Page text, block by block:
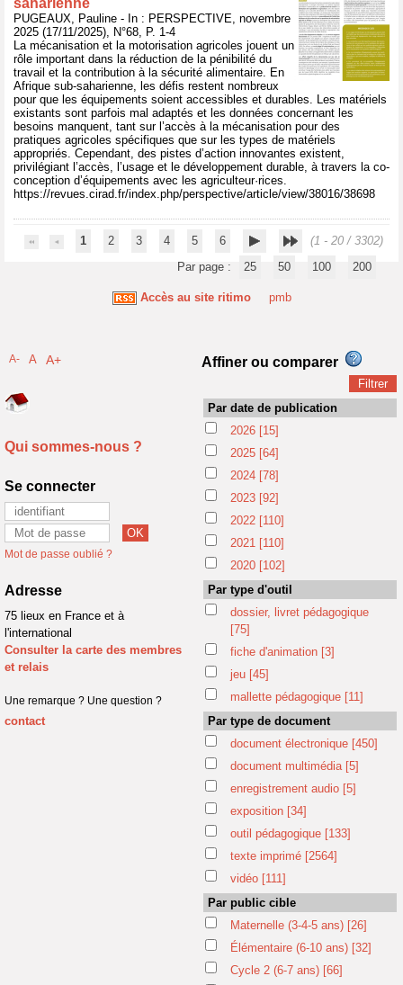
saharienne
PUGEAUX, Pauline - In : PERSPECTIVE, novembre
2025 (17/11/2025), N°68, P. 1-4
La mécanisation et la motorisation agricoles jouent un
rôle important dans la réduction de la pénibilité du
travail et la contribution à la sécurité alimentaire. En
Afrique sub-saharienne, les défis restent nombreux
pour que les équipements soient accessibles et durables. Les matériels
existants sont parfois mal adaptés et les données concernant les
besoins manquent, tant sur l’accès à la mécanisation pour des
pratiques agricoles spécifiques que sur les types de matériels
appropriés. Cependant, des pistes d’action innovantes existent,
privilégiant l’accès, l’usage et le développement durable, à travers la co-
conception d’équipements avec les agriculteur·rices.
https://revues.cirad.fr/index.php/perspective/article/view/38016/38698
1 2 3 4 5 6
(1 - 20 / 3302)
Par page :
25 50 100 200
Accès au site ritimo pmb
A- A A+
Qui sommes-nous ?
Se connecter
Mot de passe oublié ?
Adresse
75 lieux en France et à
l'international
Consulter la carte des membres
et relais
Une remarque ? Une question ?
contact
Affiner ou comparer
Par date de publication
2026 [15]
2025 [64]
2024 [78]
2023 [92]
2022 [110]
2021 [110]
2020 [102]
Par type d'outil
dossier, livret pédagogique
[75]
fiche d'animation [3]
jeu [45]
mallette pédagogique [11]
Par type de document
document électronique [450]
document multimédia [5]
enregistrement audio [5]
exposition [34]
outil pédagogique [133]
texte imprimé [2564]
vidéo [111]
Par public cible
Maternelle (3-4-5 ans) [26]
Élémentaire (6-10 ans) [32]
Cycle 2 (6-7 ans) [66]